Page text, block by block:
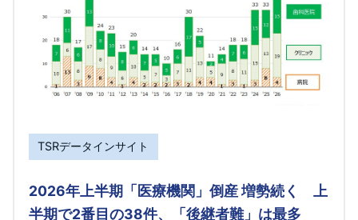
TSRデータインサイト
2026年上半期「医療機関」倒産 増勢続く 上
半期で2番目の38件、「後継者難」は最多